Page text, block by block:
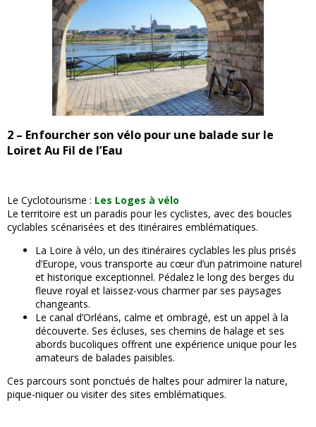
2 – Enfourcher son vélo pour une balade sur le
Loiret Au Fil de l’Eau
Le Cyclotourisme : Les Loges à vélo
Le territoire est un paradis pour les cyclistes, avec des boucles
cyclables scénarisées et des itinéraires emblématiques.
La Loire à vélo, un des itinéraires cyclables les plus prisés
d’Europe, vous transporte au cœur d’un patrimoine naturel
et historique exceptionnel. Pédalez le long des berges du
fleuve royal et laissez-vous charmer par ses paysages
changeants.
Le canal d’Orléans, calme et ombragé, est un appel à la
découverte. Ses écluses, ses chemins de halage et ses
abords bucoliques offrent une expérience unique pour les
amateurs de balades paisibles.
Ces parcours sont ponctués de haltes pour admirer la nature,
pique-niquer ou visiter des sites emblématiques.